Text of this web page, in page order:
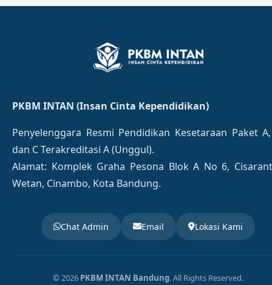
PKBM INTAN (Insan Cinta Kependidikan)
Penyelenggara Resmi Pendidikan Kesetaraan Paket
dan C Terakreditasi A (Unggul).
Alamat: Komplek Graha Pesona Blok A No 6,
Wetan, Cinambo, Kota Bandung.
Chat Admin Email Lokasi Kami
© 2026 PKBM INTAN Bandung. All Rights Reserved.